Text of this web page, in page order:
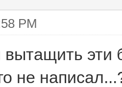
PM
эти
не